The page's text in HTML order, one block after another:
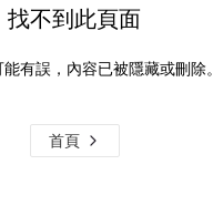
找不到此頁面
有誤，內容已被隱藏或刪除。
首頁